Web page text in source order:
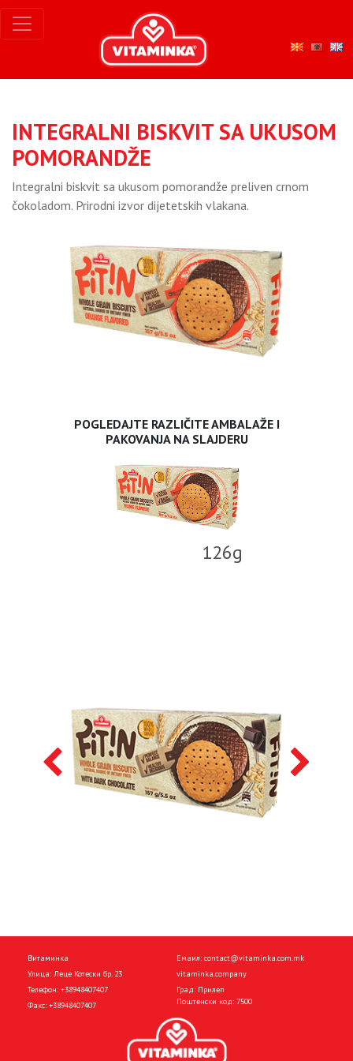
INTEGRALNI BISKVIT SA UKUSOM
POMORANDŽE
Integralni biskvit sa ukusom pomorandže preliven crnom
čokoladom. Prirodni izvor dijetetskih vlakana.
POGLEDAJTE RAZLIČITE AMBALAŽE I
PAKOVANJA NA SLAJDERU
126g
Витаминка
Улица: Леце Котески бр. 23
Телефон: +38948407407
Факс: +38948407407
Емаил: contact@vitaminka.com.mk
vitaminka.company
Град: Прилеп
Поштенски код: 7500